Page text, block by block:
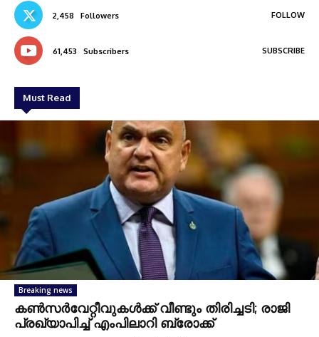
2,458 Followers FOLLOW
61,453 Subscribers SUBSCRIBE
Must Read
Breaking news
കണ്‍സര്‍വേറ്റീവുകള്‍ക്ക് വീണ്ടും തിരിച്ചടി; രാജി
പ്രഖ്യാപിച്ച് എംപിലാറി ബ്രോക്ക്